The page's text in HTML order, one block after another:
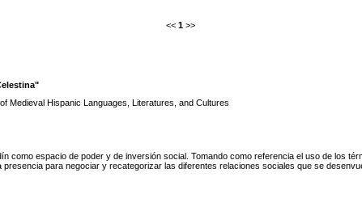
<< 1 >>
Medieval Hispanic Languages, Literatures, and Cultures
como espacio de poder y de inversión social. Tomando como referencia el uso de los
para negociar y recategorizar las diferentes relaciones sociales que se